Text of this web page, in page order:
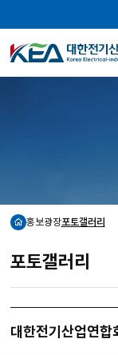
홈홍보광장포토갤러리
포토갤러리
대한전기산업연합